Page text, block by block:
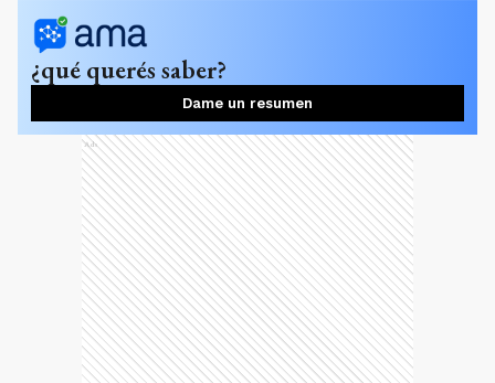
¿qué querés saber?
Dame un resumen
Ads